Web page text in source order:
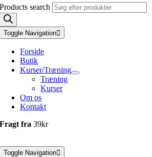
Products search
Toggle Navigation
Forside
Butik
Kurser/Træning
Træning
Kurser
Om os
Kontakt
Fragt fra39kr
Toggle Navigation